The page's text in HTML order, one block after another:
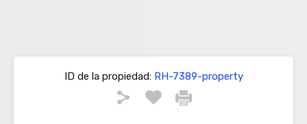
ID de la propiedad:RH-7389-property